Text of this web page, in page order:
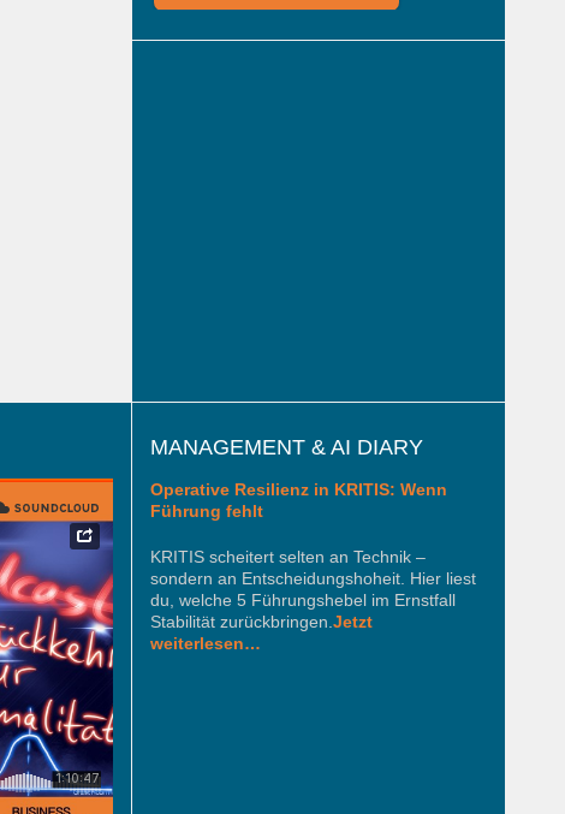
MANAGEMENT & AI DIARY
Operative Resilienz in KRITIS: Wenn
Führung fehlt
KRITIS scheitert selten an Technik –
sondern an Entscheidungshoheit. Hier liest
du, welche 5 Führungshebel im Ernstfall
Stabilität zurückbringen. Jetzt
weiterlesen…